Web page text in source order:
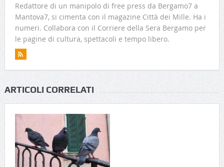
Redattore di un manipolo di free press da Bergamo7 a
Mantova7, si cimenta con il magazine Città dei Mille. Ha i
numeri. Collabora con il Corriere della Sera Bergamo per
le pagine di cultura, spettacoli e tempo libero.
ARTICOLI CORRELATI